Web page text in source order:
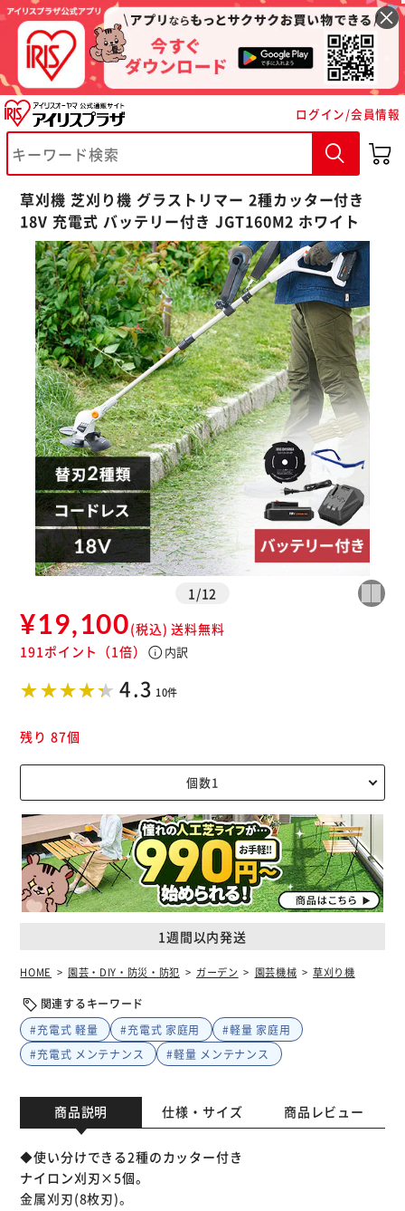
ログイン/会員情報
草刈機 芝刈り機 グラストリマー 2種カッター付き
18V 充電式 バッテリー付き JGT160M2 ホワイト
1 /12
¥19,100(税込) 送料無料
191ポイント （1倍） info内訳
4.3 10件
1週間以内発送
残り 87個
HOME 園芸・DIY・防災・防犯 ガーデン 園芸機械 草刈り機
関連するキーワード
#充電式 軽量
#充電式 家庭用
#軽量 家庭用
#充電式 メンテナンス
#軽量 メンテナンス
商品説明 仕様・サイズ 商品レビュー
◆使い分けできる2種のカッター付き
ナイロン刈刃×5個。
金属刈刃(8枚刃)。
※ご確認ください
カートに入れる 購入手続きへ